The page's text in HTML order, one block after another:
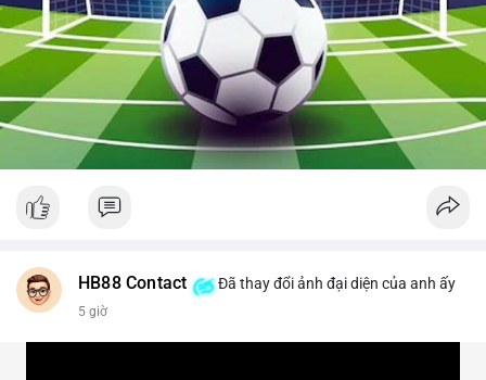
HB88 Contact Đã thay đổi ảnh đại diện của anh ấy
5 giờ